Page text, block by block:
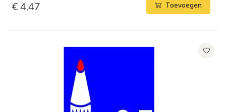
€ 4,47 Toevoegen